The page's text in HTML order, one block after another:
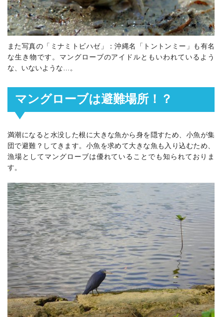
また写真の「ミナミトビハゼ」：沖縄名「トントンミー」も有名
な生き物です。マングローブのアイドルともいわれているよう
な、いないような…。
マングローブは避難場所！？
満潮になると水没した根に大きな魚から身を隠すため、小魚が集
団で避難？してきます。小魚を求めて大きな魚も入り込むため、
漁場としてマングローブは優れていることでも知られておりま
す。